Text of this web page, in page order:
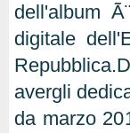
dell'album
digitale
avergli
da marzo